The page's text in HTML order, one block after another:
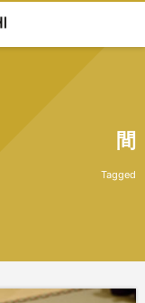
間
Tagged